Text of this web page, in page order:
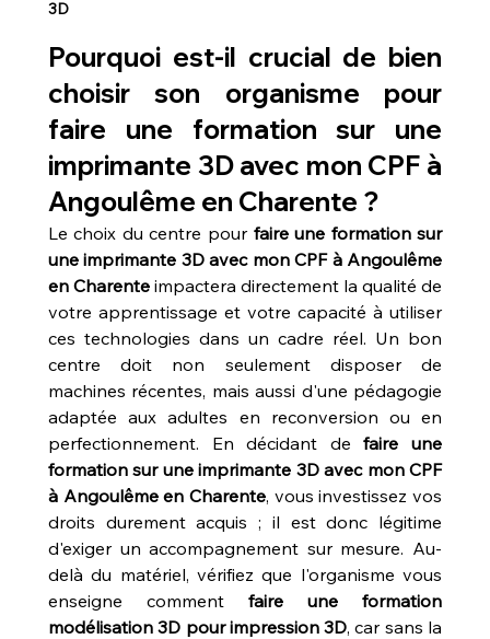
3D
Pourquoi est-il crucial de bien
choisir son organisme pour
faire une formation sur une
imprimante 3D avec mon CPF à
Angoulême en Charente ?
Le choix du centre pour faire une formation sur
une imprimante 3D avec mon CPF à Angoulême
en Charente impactera directement la qualité de
votre apprentissage et votre capacité à utiliser
ces technologies dans un cadre réel. Un bon
centre doit non seulement disposer de
machines récentes, mais aussi d'une pédagogie
adaptée aux adultes en reconversion ou en
perfectionnement. En décidant de faire une
formation sur une imprimante 3D avec mon CPF
à Angoulême en Charente, vous investissez vos
droits durement acquis ; il est donc légitime
d'exiger un accompagnement sur mesure. Au-
delà du matériel, vérifiez que l'organisme vous
enseigne comment faire une formation
modélisation 3D pour impression 3D, car sans la